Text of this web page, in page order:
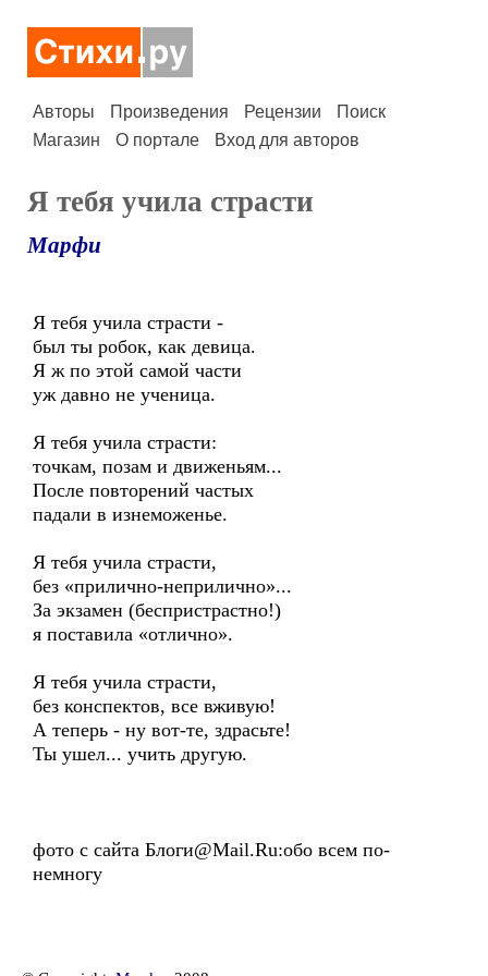
Авторы Произведения Рецензии
Поиск
Магазин
О портале Вход для авторов
Я тебя учила страсти
Марфи
Я тебя учила страсти -
был ты робок, как девица.
Я ж по этой самой части
уж давно не ученица.
Я тебя учила страсти:
точкам, позам и движеньям...
После повторений частых
падали в изнеможенье.
Я тебя учила страсти,
без «прилично-неприлично»...
За экзамен (беспристрастно!)
я поставила «отлично».
Я тебя учила страсти,
без конспектов, все вживую!
А теперь - ну вот-те, здрасьте!
Ты ушел... учить другую.
фото с сайта Блоги@Mail.Ru:обо всем по-
немногу